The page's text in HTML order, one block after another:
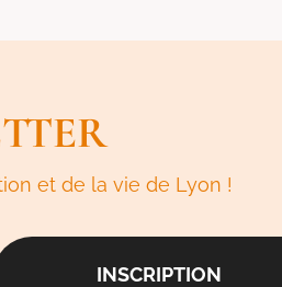
et de la vie de Lyon !
INSCRIPTION